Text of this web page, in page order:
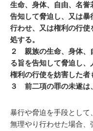
生命、身体、自由、名
告知して脅迫し、又は
行わせ、又は権利の行
処する。
２ 親族の生命、身体、
る旨を告知して脅迫し
権利の行使を妨害した者
３ 前二項の罪の未遂は
暴行や脅迫を手段とし
無理やり行わせた場合、